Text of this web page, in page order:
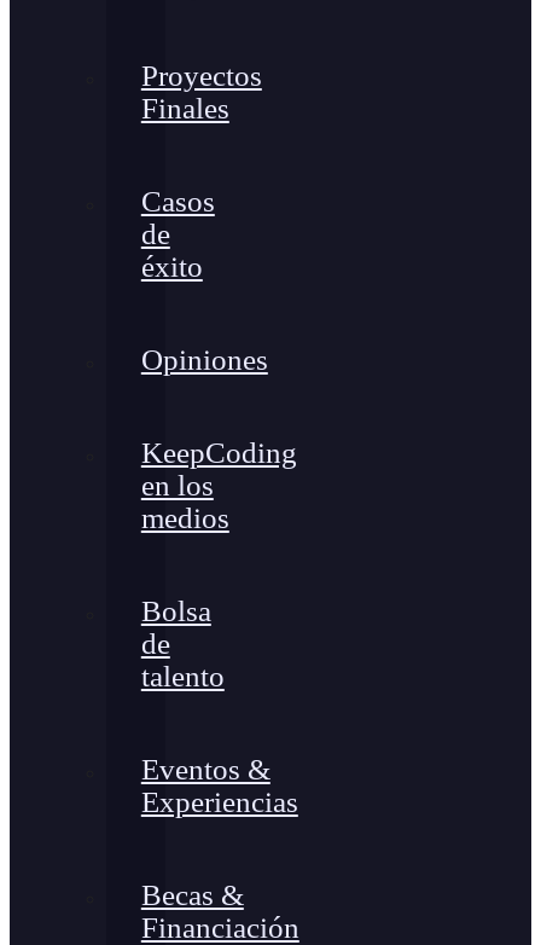
Proyectos
Finales
Casos
de
éxito
Opiniones
KeepCoding
en los
medios
Bolsa
de
talento
Eventos &
Experiencias
Becas &
Financiación